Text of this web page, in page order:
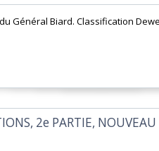
Général Biard. Classification
2e PARTIE,